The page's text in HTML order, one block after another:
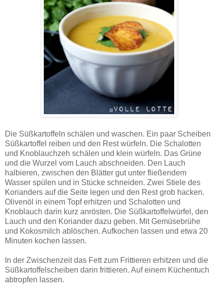
Die Süßkartoffeln schälen und waschen. Ein paar Scheiben
Süßkartoffel reiben und den Rest würfeln. Die Schalotten
und Knoblauchzeh schälen und klein würfeln. Das Grüne
und die Wurzel vom Lauch abschneiden. Den Lauch
halbieren, zwischen den Blätter gut unter fließendem
Wasser spülen und in Stücke schneiden. Zwei Stiele des
Korianders auf die Seite legen und den Rest grob hacken.
Olivenöl in einem Topf erhitzen und Schalotten und
Knoblauch darin kurz anrösten. Die Süßkartoffelwürfel, den
Lauch und den Koriander dazu geben. Mit Gemüsebrühe
und Kokosmilch ablöschen. Aufkochen lassen und etwa 20
Minuten kochen lassen.
In der Zwischenzeit das Fett zum Frittieren erhitzen und die
Süßkartoffelscheiben darin frittieren. Auf einem Küchentuch
abtropfen lassen.